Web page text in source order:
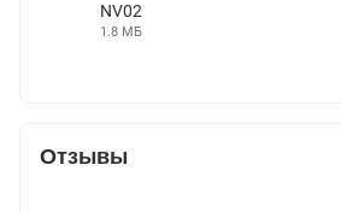
NV02
1.8 МБ
Отзывы